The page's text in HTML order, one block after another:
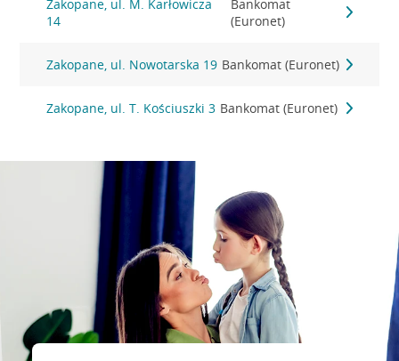
Zakopane, ul. M. Karłowicza
14
Bankomat
(Euronet)
Zakopane, ul. Nowotarska 19 Bankomat (Euronet)
Zakopane, ul. T. Kościuszki 3 Bankomat (Euronet)